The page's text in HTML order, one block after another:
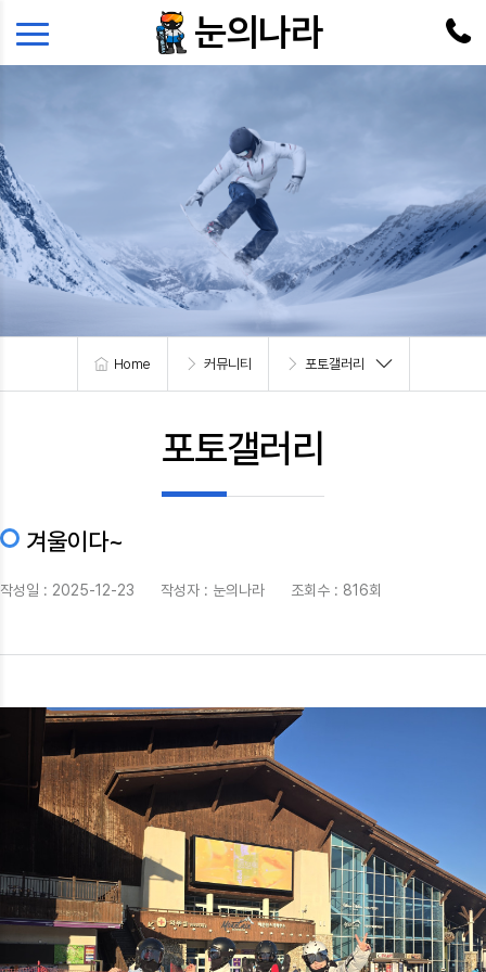
메뉴 바로가기 눈의나라
Home 커뮤니티 포토갤러리
포토갤러리
겨울이다~
작성일 : 2025-12-23 작성자 : 눈의나라 조회수 : 816회